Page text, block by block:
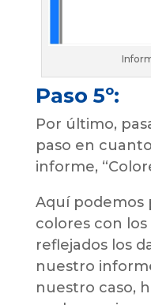
Paso 5º:
Por último,
paso en
informe,
Aquí podemos
colores con
reflejados los
nuestro
nuestro caso,